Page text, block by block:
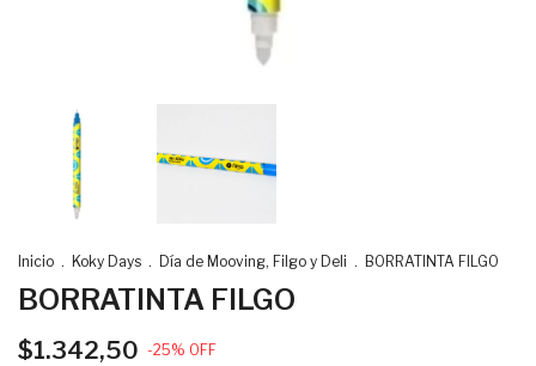
Inicio . Koky Days . Día de Mooving, Filgo y Deli . BORRATINTA FILGO
BORRATINTA FILGO
$1.342,50 -25% OFF